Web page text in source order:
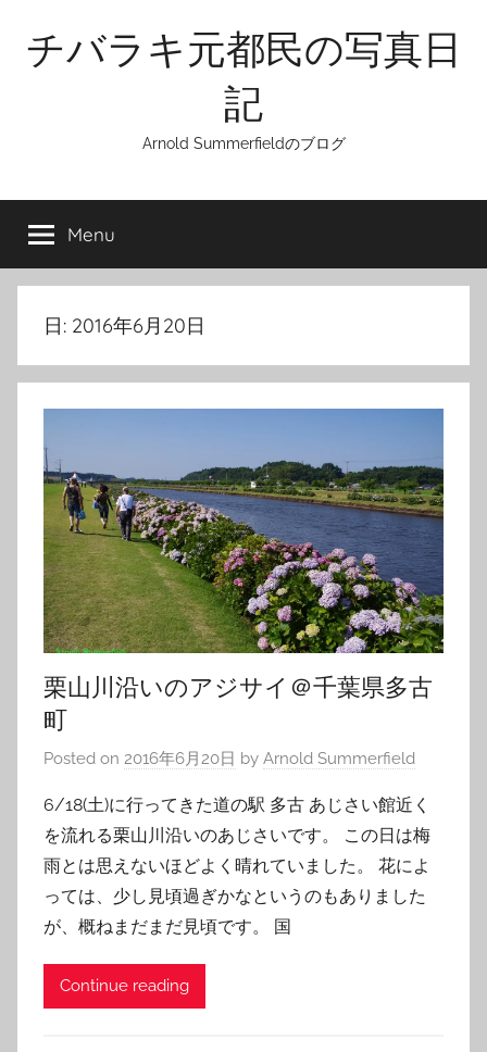
content
チバラキ元都民の写真日
記
Arnold Summerfieldのブログ
Menu
日: 2016年6月20日
栗山川沿いのアジサイ＠千葉県多古
町
Posted on 2016年6月20日 by Arnold Summerfield
6/18(土)に行ってきた道の駅 多古 あじさい館近く
を流れる栗山川沿いのあじさいです。 この日は梅
雨とは思えないほどよく晴れていました。 花によ
っては、少し見頃過ぎかなというのもありました
が、概ねまだまだ見頃です。 国
Continue reading